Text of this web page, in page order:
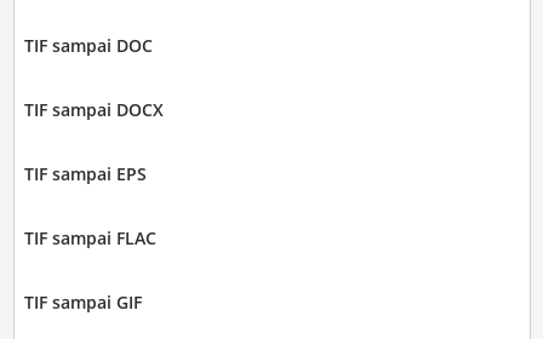
TIF sampai DOC
TIF sampai DOCX
TIF sampai EPS
TIF sampai FLAC
TIF sampai GIF